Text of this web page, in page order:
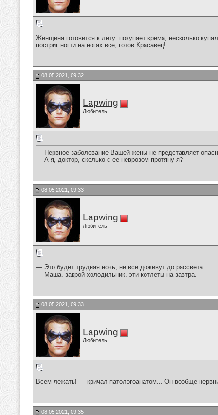
Женщина готовится к лету: покупает крема, несколько
постриг ногти на ногах все, готов Красавец!
08.05.2021, 09:32
Lapwing
Любитель
— Нервное заболевание Вашей жены не представляет
— А я, доктор, сколько с ее неврозом протяну я?
08.05.2021, 09:33
Lapwing
Любитель
— Это будет трудная ночь, не все доживут до рассвета.
— Маша, закрой холодильник, эти котлеты на завтра.
08.05.2021, 09:33
Lapwing
Любитель
Всем лежать! — кричал патологоанатом... Он вообще
08.05.2021, 09:35